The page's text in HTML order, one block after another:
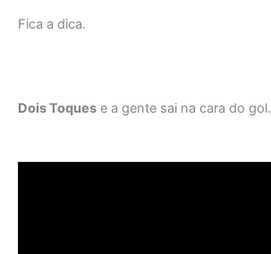
Fica a dica.
Dois Toques e a gente sai na cara do gol.